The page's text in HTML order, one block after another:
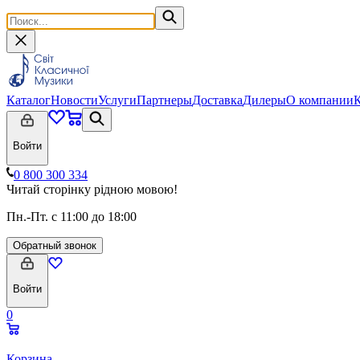
КаталогНовостиУслугиПартнерыДоставкаДилерыО компании
Войти
0 800 300 334
Читай сторінку рідною мовою!
Пн.-Пт. с 11:00 до 18:00
Обратный звонок
Войти
0